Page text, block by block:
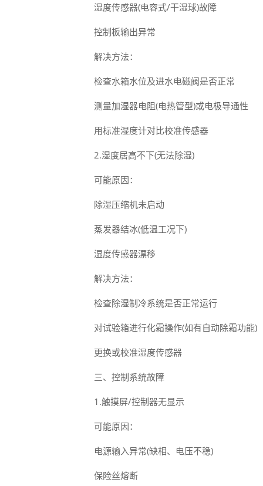
湿度传感器(电容式/干湿球)故障
控制板输出异常
解决方法：
检查水箱水位及进水电磁阀是否正常
测量加湿器电阻(电热管型)或电极导通性
用标准湿度计对比校准传感器
2.湿度居高不下(无法除湿)
可能原因：
除湿压缩机未启动
蒸发器结冰(低温工况下)
湿度传感器漂移
解决方法：
检查除湿制冷系统是否正常运行
对试验箱进行化霜操作(如有自动除霜功能)
更换或校准湿度传感器
三、控制系统故障
1.触摸屏/控制器无显示
可能原因：
电源输入异常(缺相、电压不稳)
保险丝熔断